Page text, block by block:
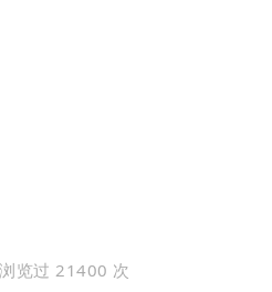
览过 21400 次